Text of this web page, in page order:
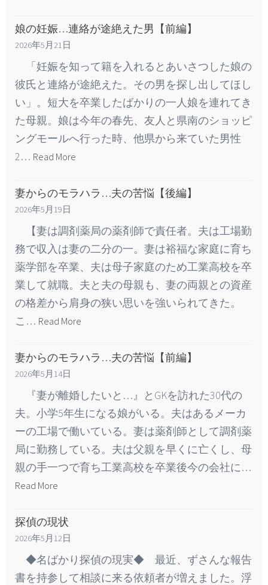
娘の妊娠…連絡が途絶えた男【前編】
2026年5月21日
「妊娠を知って籍を入れるとあいさつした娘の
彼氏と連絡が途絶えた。その男を探し出してほし
い」。短大を卒業したばかりの一人娘を連れてき
た母親。娘は今年の春先、友人と県南のショッピ
ングモールへ行った時、他県から来ていた男性
2… Read More
妻からのモラハラ…夫の苦悩【後編】
2026年5月19日
【妻は調剤薬局の薬剤師で責任者。夫は工場勤
務で収入は妻の二分の一。妻は裕福な家庭に育ち
薬学部を卒業、夫は母子家庭のため工業高校を卒
業して就職。夫と夫の母親も、妻の両親との資産
の格差から肩身の狭い思いを強いられてきた。
こ… Read More
妻からのモラハラ…夫の苦悩【前編】
2026年5月14日
『妻が離婚したいと…』とGKを訪れた30代の
夫。小学5年生になる娘がいる。夫はあるメーカ
ーの工場で働いている。妻は薬剤師として調剤薬
局に勤務している。夫は父親を早くに亡くし、母
親の手一つで育ち工業高校を卒業後今の会社に…
Read More
探偵の現状
2026年5月12日
◆名ばかり探偵の現実◆ 最近、ずさんな報告
書を持参して相談に来る依頼者が増えました。浮